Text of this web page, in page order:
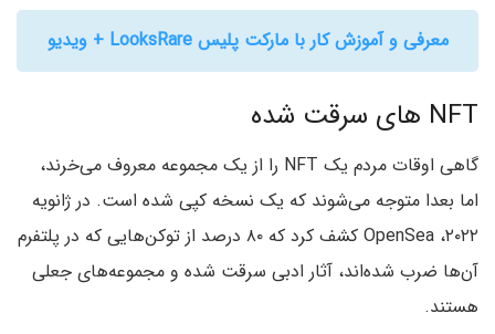
معرفی و آموزش کار با مارکت پلیس LooksRare + ویدیو
NFT های سرقت شده
گاهی اوقات مردم یک NFT را از یک مجموعه معروف می‌خرند،
اما بعدا متوجه می‌شوند که یک نسخه کپی شده است. در ژانویه
۲۰۲۲، OpenSea کشف کرد که ۸۰ درصد از توکن‌هایی که در پلتفرم
آن‌ها ضرب شده‌اند، آثار ادبی سرقت شده و مجموعه‌های جعلی
هستند.